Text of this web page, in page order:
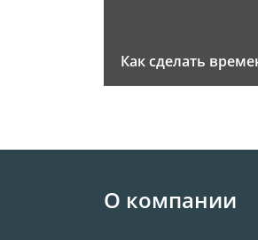
Как сделать
О компании